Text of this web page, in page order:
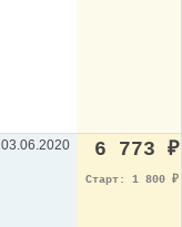
03.06.2020 6 773 ₽
Старт: 1 800 ₽